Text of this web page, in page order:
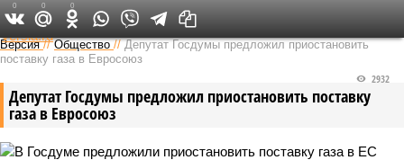
Федеральный выпуск
Версия //Общество //Депутат Госдумы предложил приостановить
поставку газа в Евросоюз
Депутат Госдумы предложил приостановить поставку
газа в Евросоюз
2932
0 0 0